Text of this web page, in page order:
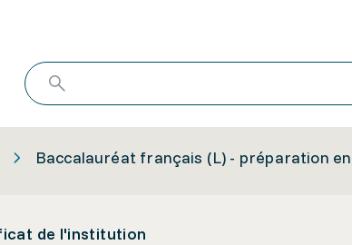
Baccalauréat français (L) - préparation
de l'institution